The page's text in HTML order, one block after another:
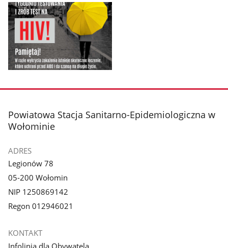
zdjęcie
galerii.
stopka
Powiatowa Stacja Sanitarno-Epidemiologiczna w
Wołominie
ADRES
Legionów 78
05-200 Wołomin
NIP 1250869142
Regon 012946021
KONTAKT
Infolinia dla Obywatela